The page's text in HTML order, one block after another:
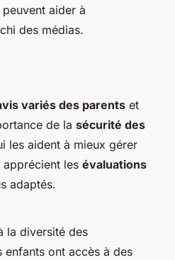
aider à
des médias.
variés des parents et
de la sécurité des
les aident à mieux gérer
les évaluations
adaptés.
la diversité des
enfants ont accès à des